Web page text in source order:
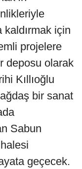
için
projelere
deposu olarak
Kıllıoğlu
bir sanat
Sabun
geçecek.